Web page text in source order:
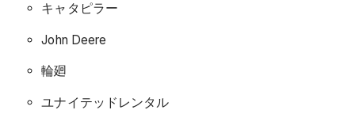
キャタピラー
John Deere
輪廻
ユナイテッドレンタル